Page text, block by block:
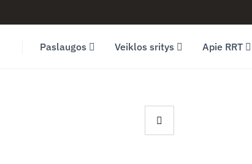
Paslaugos Veiklos sritys Apie RRT